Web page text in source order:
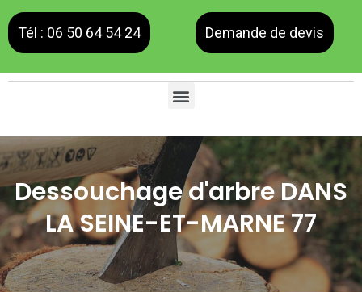
Tél : 06 50 64 54 24 Demande de devis
Dessouchage d'arbre DANS
LA SEINE-ET-MARNE 77